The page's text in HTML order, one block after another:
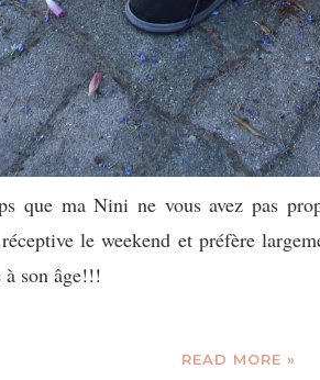
que ma Nini ne vous avez pas
le weekend et préfère
son âge!!!
READ MORE »